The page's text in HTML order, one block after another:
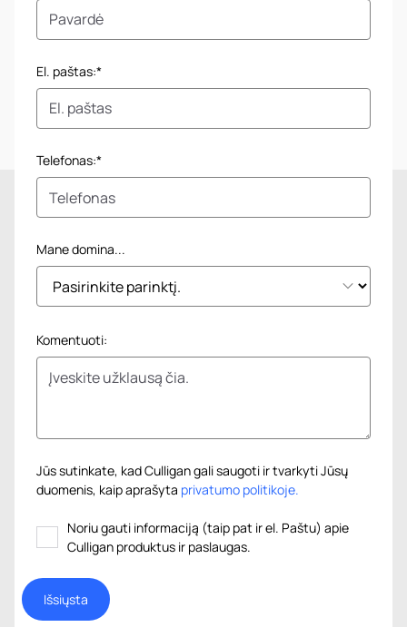
El. paštas:*
Telefonas:*
Mane domina...
Komentuoti:
Jūs sutinkate, kad Culligan gali saugoti ir tvarkyti Jūsų
duomenis, kaip aprašyta privatumo politikoje.
Noriu gauti informaciją (taip pat ir el. Paštu) apie
Culligan produktus ir paslaugas.